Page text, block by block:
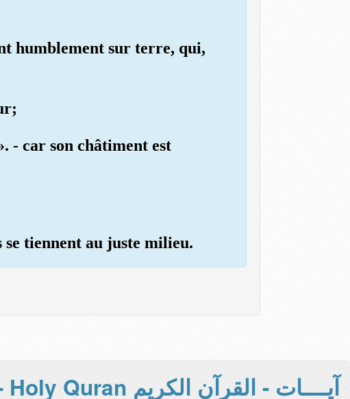
humblement sur terre, qui,
- car son châtiment est
tiennent au juste milieu.
آيــــات - القرآن الكريم Holy Quran -